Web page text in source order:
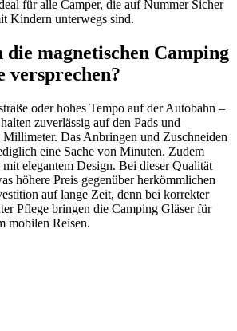
für alle Camper, die auf Nummer Sicher
Kindern unterwegs sind.
magnetischen Camping
versprechen?
oder hohes Tempo auf der Autobahn –
zuverlässig auf den Pads und
Das Anbringen und Zuschneiden
eine Sache von Minuten. Zudem
mit elegantem Design. Bei dieser Qualität
höhere Preis gegenüber herkömmlichen
auf lange Zeit, denn bei korrekter
Pflege bringen die Camping Gläser für
mobilen Reisen.